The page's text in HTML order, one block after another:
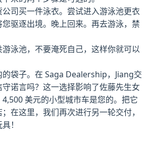
司买一件泳衣。尝试进入游泳池更衣
驱逐出境。晚上回来。再去游泳，禁
泳池，不要淹死自己，这样你就可以
袋子。在 Saga Dealership，Jiang交
诺言吗？这一选择影响了佐藤先生女
美元的小型城市车是您的。把它
在这里，我们再次进行另一轮交付，
！